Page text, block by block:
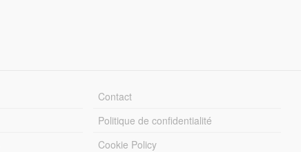
Contact
Politique de confidentialité
Cookie Policy